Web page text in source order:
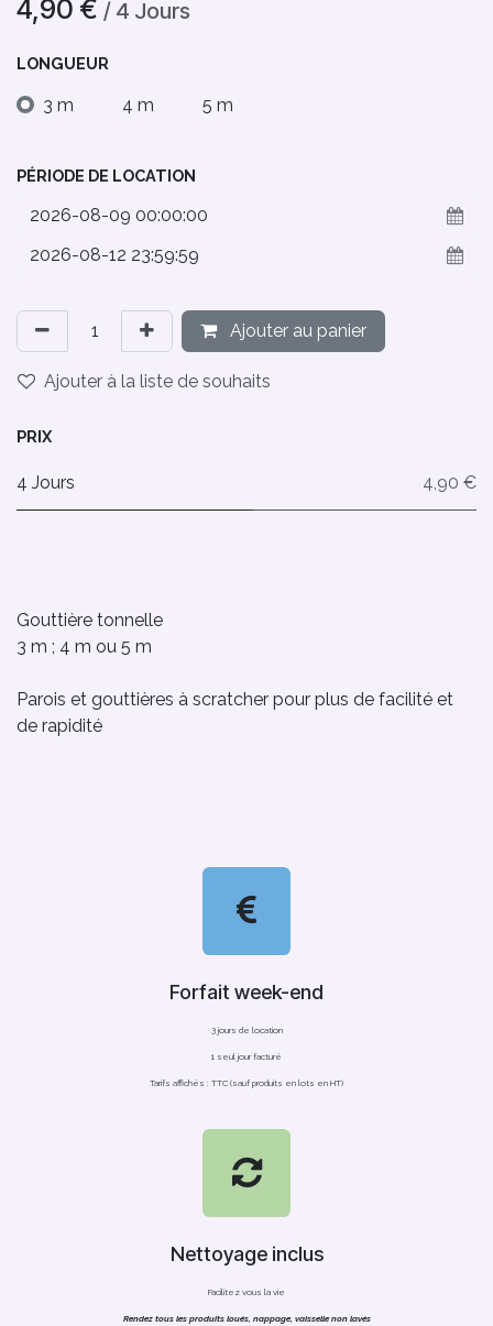
4,90 € / 4 Jours
LONGUEUR
3 m 4 m 5 m
PÉRIODE DE LOCATION
Ajouter au panier
Ajouter à la liste de souhaits
PRIX
4 Jours 4,90 €
Gouttière tonnelle
3 m ; 4 m ou 5 m
Parois et gouttières à scratcher pour plus de facilité et
de rapidité
Forfait week-end
3 jours de location
1 seul jour facturé
Tarifs affichés : TTC (sauf produits en lots en HT)
Nettoyage inclus
Facilitez vous la vie
Rendez tous les produits loués, nappage, vaisselle non lavés